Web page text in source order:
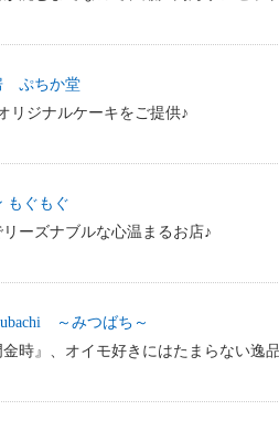
ぷちか堂
リジナルケーキをご提供♪
もぐもぐ
ーズナブルな心温まるお店♪
～みつばち～
金時』、オイモ好きにはたまらない逸